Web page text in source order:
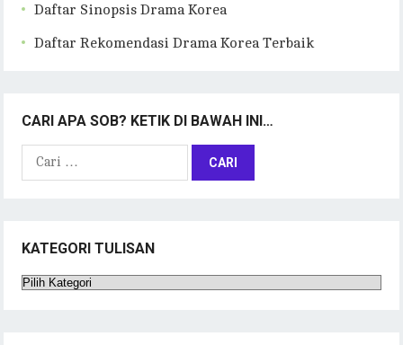
Daftar Sinopsis Drama Korea
Daftar Rekomendasi Drama Korea Terbaik
CARI APA SOB? KETIK DI BAWAH INI…
Cari
KATEGORI TULISAN
Kategori